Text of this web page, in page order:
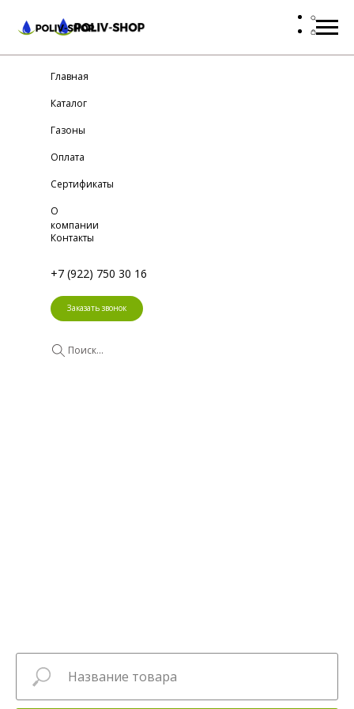
Заказать звонок
+7 (922) 750 30 16
Главная
Каталог
Газоны
Оплата
Сертификаты
О
компании
Контакты
Поиск...